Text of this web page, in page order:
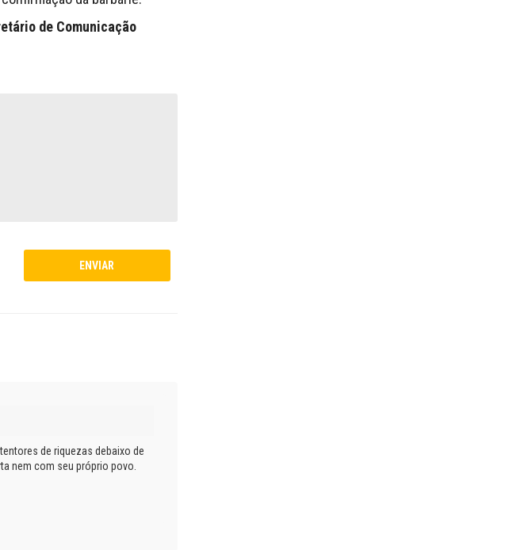
de Comunicação
de riquezas debaixo de
nem com seu próprio povo.